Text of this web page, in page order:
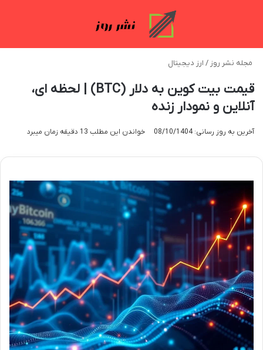
مجله نشر روز / ارز دیجیتال
قیمت بیت کوین به دلار (BTC) | لحظه ای،
آنلاین و نمودار زنده
آخرین به روز رسانی: 08/10/1404 خواندن این مطلب 13 دقیقه زمان میبرد